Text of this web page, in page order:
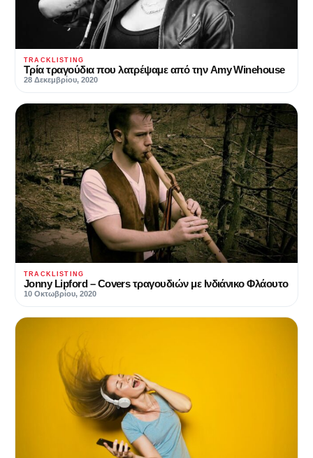
TRACKLISTING
Τρία τραγούδια που λατρέψαμε από την Amy Winehouse
28 Δεκεμβρίου, 2020
TRACKLISTING
Jonny Lipford – Covers τραγουδιών με Ινδιάνικο Φλάουτο
10 Οκτωβρίου, 2020